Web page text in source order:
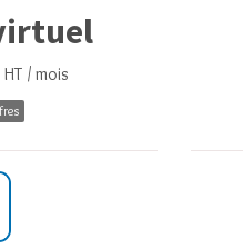
/ mois